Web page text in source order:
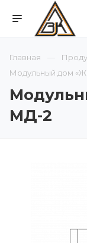
Главная
Модульный дом
МД-2